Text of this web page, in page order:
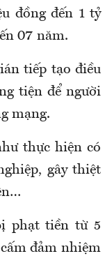
đồng đến 1 tỷ
07 năm.
tiếp tạo điều
tiện để người
mạng.
thực hiện có
gây thiệt
phạt tiền từ 5
đảm nhiệm